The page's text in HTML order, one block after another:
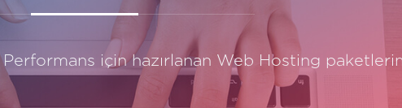
Performans için hazırlanan Web Hosting